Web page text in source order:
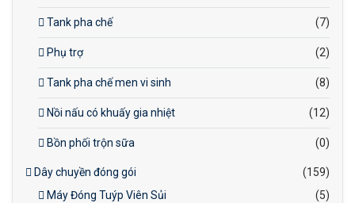
Tank pha chế (7)
Phụ trợ (2)
Tank pha chế men vi sinh (8)
Nồi nấu có khuấy gia nhiệt (12)
Bồn phối trộn sữa (0)
Dây chuyền đóng gói
(159)
Máy Đóng Tuýp Viên Sủi
(5)